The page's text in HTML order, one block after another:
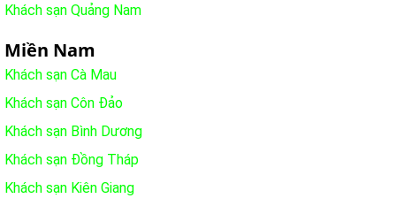
Khách sạn Quảng Nam
Miền Nam
Khách sạn Cà Mau
Khách sạn Côn Đảo
Khách sạn Bình Dương
Khách sạn Đồng Tháp
Khách sạn Kiên Giang